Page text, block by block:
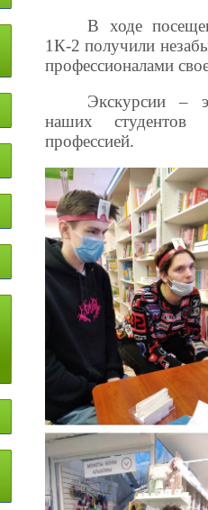
В ходе
1К-2 получили
профессионалами
Экскурсии –
наших студентов
профессией.